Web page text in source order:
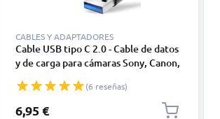
CABLES Y ADAPTADORES
Cable USB tipo C 2.0 - Cable de datos
y de carga para cámaras Sony, Canon,
Moto Z, Huawei, Xiaomi - 1,0m Cable
cargador USB tipo C
(6 reseñas)
6,95 €